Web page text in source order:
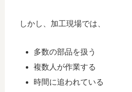
しかし、加工現場では、
多数の部品を扱う
複数人が作業する
時間に追われている